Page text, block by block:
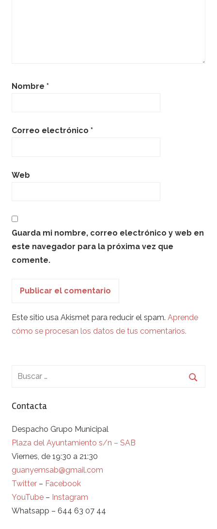
Nombre *
Correo electrónico *
Web
Guarda mi nombre, correo electrónico y web en
este navegador para la próxima vez que
comente.
Este sitio usa Akismet para reducir el spam. Aprende
cómo se procesan los datos de tus comentarios.
Contacta
Despacho Grupo Municipal
Plaza del Ayuntamiento s/n – SAB
Viernes, de 19:30 a 21:30
guanyemsab@gmail.com
Twitter – Facebook
YouTube – Instagram
Whatsapp – 644 63 07 44